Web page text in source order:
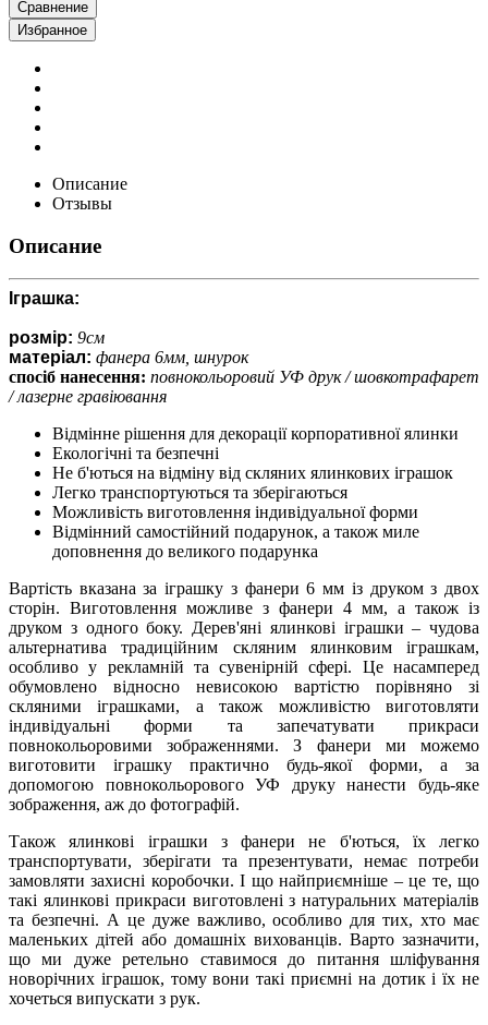
Сравнение
Избранное
Описание
Отзывы
Описание
Іграшка:
розмір: 9см
матеріал: фанера 6мм, шнурок
спосіб нанесення: повнокольоровий УФ друк / шовкотрафарет
/ лазерне гравіювання
Відмінне рішення для декорації корпоративної ялинки
Екологічні та безпечні
Не б'ються на відміну від скляних ялинкових іграшок
Легко транспортуються та зберігаються
Можливість виготовлення індивідуальної форми
Відмінний самостійний подарунок, а також миле
доповнення до великого подарунка
Вартість вказана за іграшку з фанери 6 мм із друком з двох
сторін. Виготовлення можливе з фанери 4 мм, а також із
друком з одного боку. Дерев'яні ялинкові іграшки – чудова
альтернатива традиційним скляним ялинковим іграшкам,
особливо у рекламній та сувенірній сфері. Це насамперед
обумовлено відносно невисокою вартістю порівняно зі
скляними іграшками, а також можливістю виготовляти
індивідуальні форми та запечатувати прикраси
повнокольоровими зображеннями. З фанери ми можемо
виготовити іграшку практично будь-якої форми, а за
допомогою повнокольорового УФ друку нанести будь-яке
зображення, аж до фотографій.
Також ялинкові іграшки з фанери не б'ються, їх легко
транспортувати, зберігати та презентувати, немає потреби
замовляти захисні коробочки. І що найприємніше – це те, що
такі ялинкові прикраси виготовлені з натуральних матеріалів
та безпечні. А це дуже важливо, особливо для тих, хто має
маленьких дітей або домашніх вихованців. Варто зазначити,
що ми дуже ретельно ставимося до питання шліфування
новорічних іграшок, тому вони такі приємні на дотик і їх не
хочеться випускати з рук.